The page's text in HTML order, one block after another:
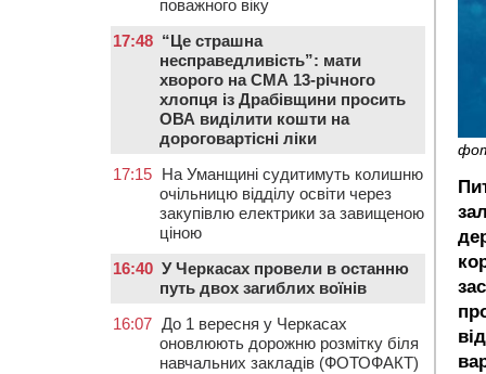
поважного віку
17:48 “Це страшна
несправедливість”: мати
хворого на СМА 13-річного
хлопця із Драбівщини просить
ОВА виділити кошти на
дороговартісні ліки
17:15 На Уманщині судитимуть колишню
очільницю відділу освіти через
закупівлю електрики за завищеною
ціною
16:40 У Черкасах провели в останню
путь двох загиблих воїнів
16:07 До 1 вересня у Черкасах
оновлюють дорожню розмітку біля
навчальних закладів (ФОТОФАКТ)